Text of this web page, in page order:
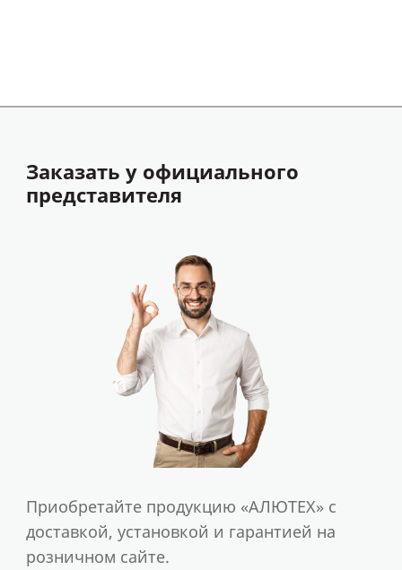
Заказать у официального
представителя
Приобретайте продукцию «АЛЮТЕХ» с
доставкой, установкой и гарантией на
розничном сайте.